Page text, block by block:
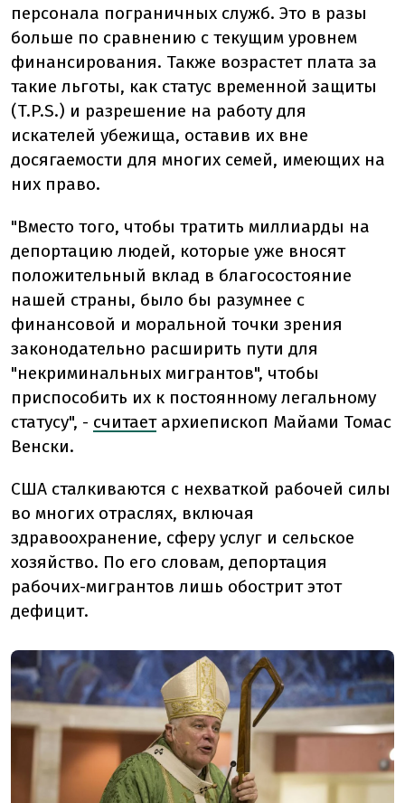
персонала пограничных служб. Это в разы
больше по сравнению с текущим уровнем
финансирования. Также возрастет плата за
такие льготы, как статус временной защиты
(T.P.S.) и разрешение на работу для
искателей убежища, оставив их вне
досягаемости для многих семей, имеющих на
них право.
"Вместо того, чтобы тратить миллиарды на
депортацию людей, которые уже вносят
положительный вклад в благосостояние
нашей страны, было бы разумнее с
финансовой и моральной точки зрения
законодательно расширить пути для
"некриминальных мигрантов", чтобы
приспособить их к постоянному легальному
статусу", - считает архиепископ Майами Томас
Венски.
США сталкиваются с нехваткой рабочей силы
во многих отраслях, включая
здравоохранение, сферу услуг и сельское
хозяйство. По его словам, депортация
рабочих-мигрантов лишь обострит этот
дефицит.